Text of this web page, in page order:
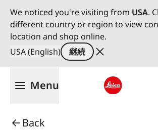
We noticed you're visiting from USA.
different country or region to view
location and shop online.
USA (English)
継続
Menu
Back